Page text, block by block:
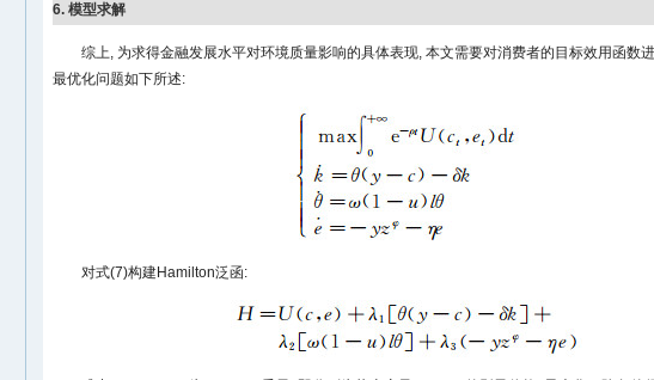
6. 模型求解
综上, 为求得金融发展水平对环境质量影响的具体表现, 本文需要对消费者的目标效用函数
最优化问题如下所述:
对式(7)构建Hamilton泛函: